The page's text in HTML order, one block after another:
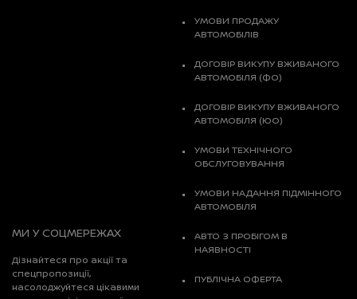
УМОВИ ПРОДАЖУ
АВТОМОБІЛІВ
ДОГОВІР ВИКУПУ ВЖИВАНОГО
АВТОМОБІЛЯ (ФО)
ДОГОВІР ВИКУПУ ВЖИВАНОГО
АВТОМОБІЛЯ (ЮО)
УМОВИ ТЕХНІЧНОГО
ОБСЛУГОВУВАННЯ
УМОВИ НАДАННЯ ПІДМІННОГО
АВТОМОБІЛЯ
АВТО З ПРОБІГОМ В
НАЯВНОСТІ
ПУБЛІЧНА ОФЕРТА
МИ У СОЦМЕРЕЖАХ
Дізнайтеся про акції та
спецпропозиції,
насолоджуйтеся цікавими